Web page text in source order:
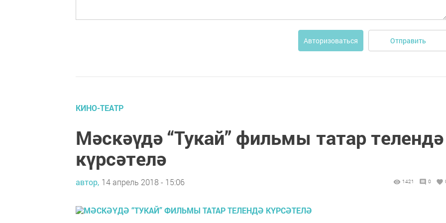
Авторизоваться Отправить
КИНО-ТЕАТР
Мәскәүдә “Тукай” фильмы татар телендә
күрсәтелә
автор, 14 апрель 2018 - 15:06 1421 0